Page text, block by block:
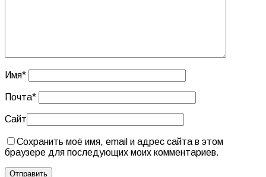
Имя*
Почта*
Сайт
Сохранить моё имя, email и адрес сайта в этом
браузере для последующих моих комментариев.